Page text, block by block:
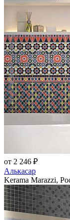
от 2 246 ₽
Алькасар
Kerama Marazzi,